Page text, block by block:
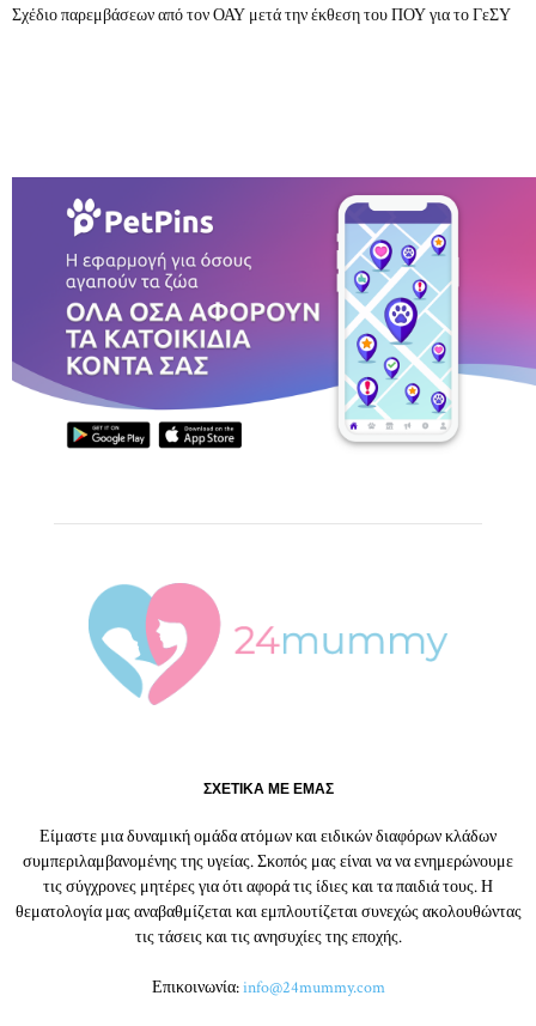
Σχέδιο παρεμβάσεων από τον ΟΑΥ μετά την έκθεση του ΠΟΥ για το ΓεΣΥ
ΣΧΕΤΙΚΑ ΜΕ ΕΜΑΣ
Είμαστε μια δυναμική ομάδα ατόμων και ειδικών διαφόρων κλάδων
συμπεριλαμβανομένης της υγείας. Σκοπός μας είναι να να ενημερώνουμε
τις σύγχρονες μητέρες για ότι αφορά τις ίδιες και τα παιδιά τους. Η
θεματολογία μας αναβαθμίζεται και εμπλουτίζεται συνεχώς ακολουθώντας
τις τάσεις και τις ανησυχίες της εποχής.
Επικοινωνία:info@24mummy.com